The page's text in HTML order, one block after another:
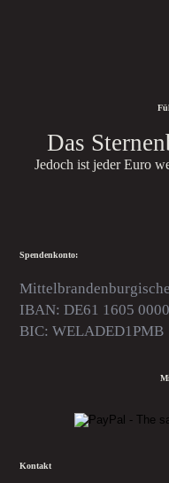
Das
Jedoch ist jeder Euro
Spendenkonto:
IBAN: DE61 1605
BIC: WELADED1PMB
Kontakt